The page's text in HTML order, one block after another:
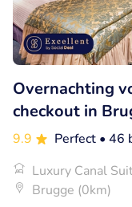
Overnachting
checkout in
9.9 Perfect • 46
Luxury Canal
Brugge (0km)